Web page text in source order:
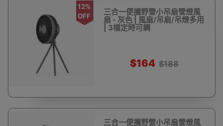
12%
OFF
三合一便攜野營小吊扇營燈風
扇 - 灰色 | 風扇/吊扇/吊燈多用
| 3檔定時可調
$164 $188
三合一便攜野營小吊扇營燈風